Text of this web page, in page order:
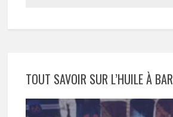
TOUT SAVOIR SUR L’HUILE À